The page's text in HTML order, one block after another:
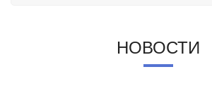
НОВОСТИ